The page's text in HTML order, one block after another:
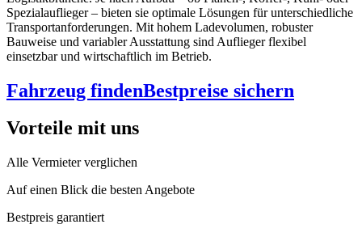
Spezialauflieger – bieten sie optimale Lösungen für unterschiedliche
Transportanforderungen. Mit hohem Ladevolumen, robuster
Bauweise und variabler Ausstattung sind Auflieger flexibel
einsetzbar und wirtschaftlich im Betrieb.
Fahrzeug findenBestpreise sichern
Vorteile mit uns
Alle Vermieter verglichen
Auf einen Blick die besten Angebote
Bestpreis garantiert